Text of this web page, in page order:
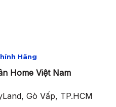
Hãng
Home Việt Nam
Gò Vấp, TP.HCM